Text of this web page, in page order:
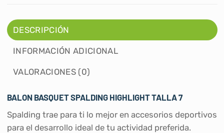
DESCRIPCIÓN
INFORMACIÓN ADICIONAL
VALORACIONES (0)
BALON BASQUET SPALDING HIGHLIGHT TALLA 7
Spalding trae para ti lo mejor en accesorios deportivos
para el desarrollo ideal de tu actividad preferida.